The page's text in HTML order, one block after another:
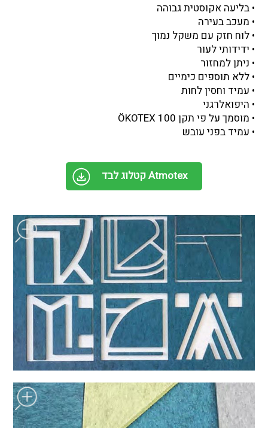
• בליעה אקוסטית גבוהה
• מעכב בעירה
• לוח חזק עם משקל נמוך
• ידידותי לעור
• ניתן למחזור
• ללא תוספים כימיים
• עמיד וחסין לחות
• היפואלרגני
• מוסמך על פי תקן ÖKOTEX 100
• עמיד בפני עובש
קטלוג לבד Atmotex